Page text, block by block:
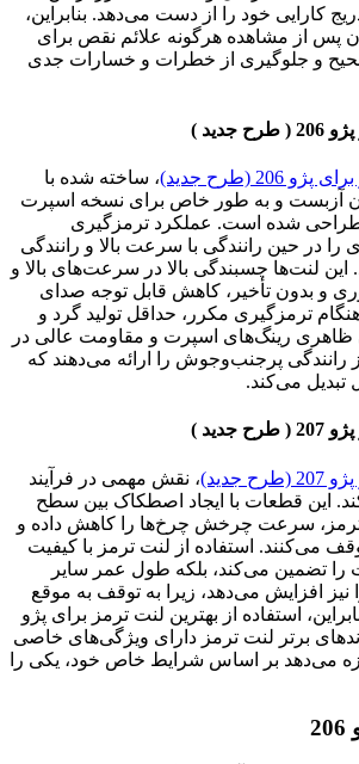
کارایی خود را از دست می‌دهد. بنابراین،
پس از مشاهده هرگونه علائم نقص برای
و جلوگیری از خطرات و خسارات جدی
)
(طرح جدید)
، ساخته شده با
آزبست و به طور خاص برای نسخه اسپرت
طراحی شده است. عملکرد ترمزگیری
را در حین رانندگی با سرعت بالا و رانندگی
لنت‌ها چسبندگی بالا در سرعت‌های بالا و
و بدون تأخیر، کاهش قابل توجه صدای
ترمزگیری مکرر، حداقل تولید گرد و
ظاهری رینگ‌های اسپرت و مقاومت عالی در
رانندگی پرجنب‌وجوش را ارائه می‌دهند که
تبدیل می‌کند.
)
، نقش مهمی در فرآیند
این قطعات با ایجاد اصطکاک بین سطح
سرعت چرخش چرخ‌ها را کاهش داده و
می‌کنند. استفاده از لنت ترمز با کیفیت
را تضمین می‌کند، بلکه طول عمر سایر
افزایش می‌دهد، زیرا به توقف به موقع
استفاده از بهترین لنت ترمز برای پژو
برتر لنت ترمز دارای ویژگی‌های خاصی
می‌دهد بر اساس شرایط خاص خود، یکی را